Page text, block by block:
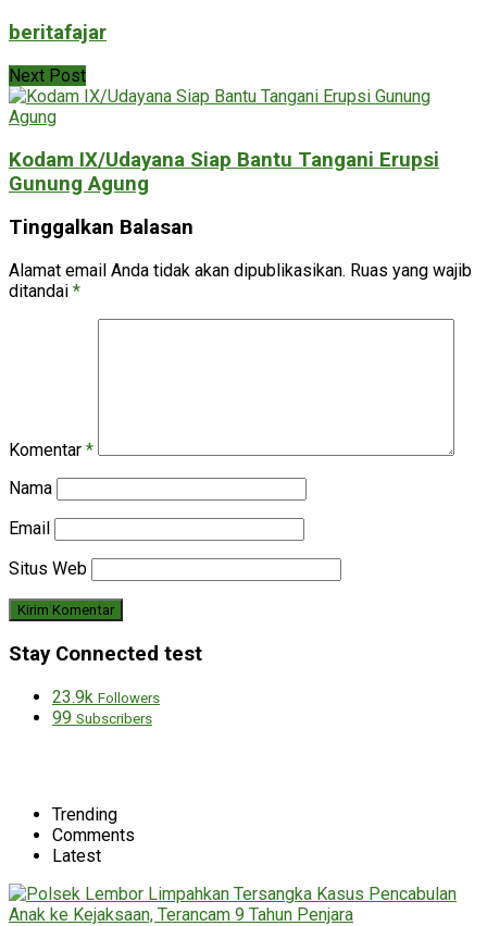
beritafajar
Next Post
Kodam IX/Udayana Siap Bantu Tangani Erupsi
Gunung Agung
Tinggalkan Balasan
Alamat email Anda tidak akan dipublikasikan. Ruas yang wajib
ditandai *
Komentar *
Nama
Email
Situs Web
Stay Connected test
23.9k Followers
99 Subscribers
Trending
Comments
Latest